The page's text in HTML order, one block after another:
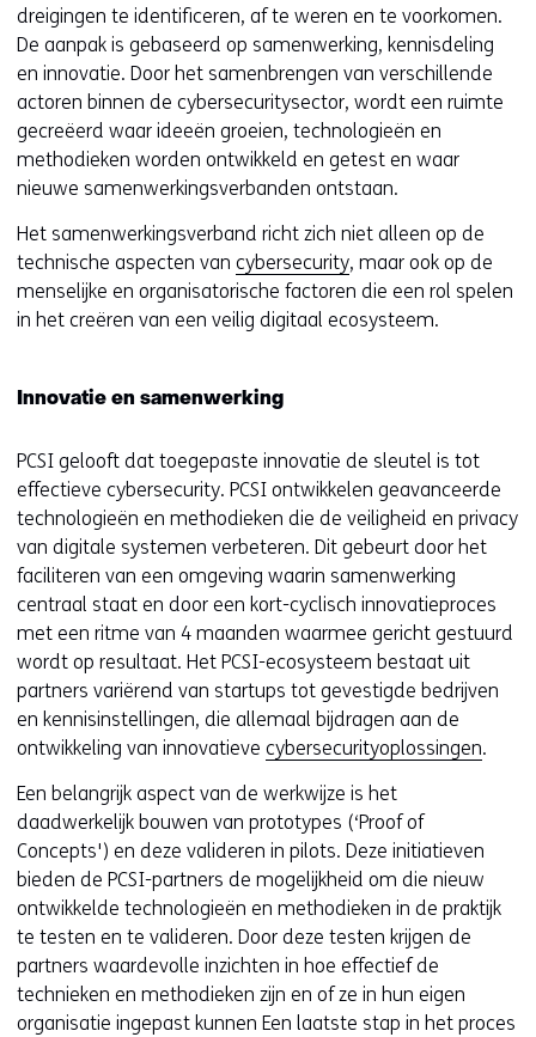
dreigingen te identificeren, af te weren en te voorkomen.
De aanpak is gebaseerd op samenwerking, kennisdeling
en innovatie. Door het samenbrengen van verschillende
actoren binnen de cybersecuritysector, wordt een ruimte
gecreëerd waar ideeën groeien, technologieën en
methodieken worden ontwikkeld en getest en waar
nieuwe samenwerkingsverbanden ontstaan.
Het samenwerkingsverband richt zich niet alleen op de
technische aspecten van cybersecurity, maar ook op de
menselijke en organisatorische factoren die een rol spelen
in het creëren van een veilig digitaal ecosysteem.
Innovatie en samenwerking
PCSI gelooft dat toegepaste innovatie de sleutel is tot
effectieve cybersecurity. PCSI ontwikkelen geavanceerde
technologieën en methodieken die de veiligheid en privacy
van digitale systemen verbeteren. Dit gebeurt door het
faciliteren van een omgeving waarin samenwerking
centraal staat en door een kort-cyclisch innovatieproces
met een ritme van 4 maanden waarmee gericht gestuurd
wordt op resultaat. Het PCSI-ecosysteem bestaat uit
partners variërend van startups tot gevestigde bedrijven
en kennisinstellingen, die allemaal bijdragen aan de
ontwikkeling van innovatieve cybersecurityoplossingen.
Een belangrijk aspect van de werkwijze is het
daadwerkelijk bouwen van prototypes (‘Proof of
Concepts') en deze valideren in pilots. Deze initiatieven
bieden de PCSI-partners de mogelijkheid om die nieuw
ontwikkelde technologieën en methodieken in de praktijk
te testen en te valideren. Door deze testen krijgen de
partners waardevolle inzichten in hoe effectief de
technieken en methodieken zijn en of ze in hun eigen
organisatie ingepast kunnen Een laatste stap in het proces